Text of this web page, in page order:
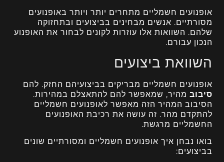
אופנועים חשמליים מתחרים יותר ויותר באופנועים
מסורתיים. אנשים מבחינים בביצועים ובתחזוקה
שלהם. השוואות אלו עוזרות לקונים לבחור את האופנוע
הנכון עבורם.
השוואת ביצועים
אופנועים חשמליים מבריקים בביצועיהם החזק. להם
סיבוב מהיר, שמאפשר להם להתאצלם במהירות.
הסיבוב המהיר הזה מאפשר לאופנועים חשמליים
להתקדם מהר. זה עושה את רכיבת האופנועים
החשמליים מרגשת.
בואו נבחן איך אופנועים חשמליים ומסורתיים שונים
בביצועים: